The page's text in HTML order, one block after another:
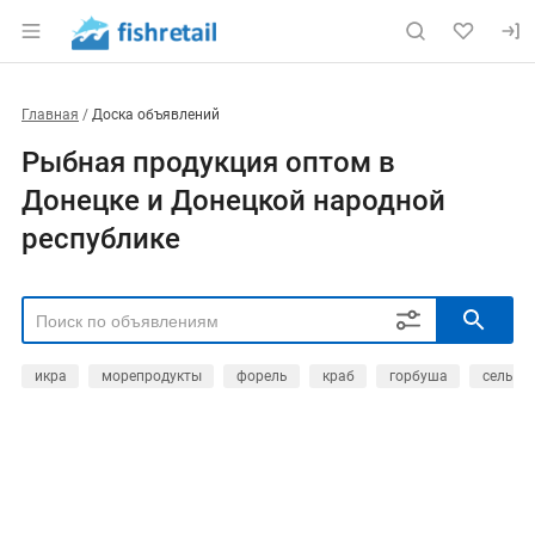
Главная Доска объявлений
Рыбная продукция оптом в
Донецке и Донецкой народной
республике
икра морепродукты форель краб горбуша сельдь